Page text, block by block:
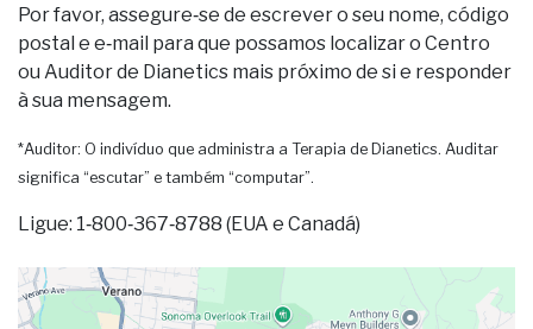
Por favor, assegure‑se de escrever o seu nome, código
postal e e‑mail para que possamos localizar o Centro
ou Auditor de Dianetics mais próximo de si e responder
à sua mensagem.
*Auditor: O indivíduo que administra a Terapia de Dianetics. Auditar
significa “escutar” e também “computar”.
Ligue: 1‑800‑367‑8788 (EUA e Canadá)